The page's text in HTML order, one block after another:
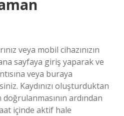
veya mobil cihazınızın
sayfaya giriş yaparak ve
veya buraya
Kaydınızı oluşturduktan
ardından
içinde aktif hale